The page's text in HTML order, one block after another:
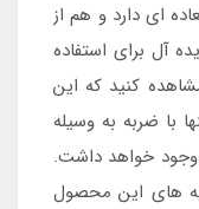
ای دارد و هم از
آل برای استفاده
کنید که این
با ضربه به وسیله
خواهد داشت.
های این محصول